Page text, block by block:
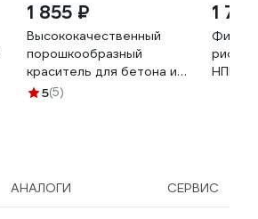
1 855 ₽
Высококачественный
порошкообразный
краситель для бетона и
растворов SIKA Cem-1
5(5)
1
Фибра
НПП
АНАЛОГИ СЕРВИС